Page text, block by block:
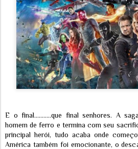
E o final...........que final senhores. A
homem de ferro e termina com seu
principal herói, tudo acaba onde
América também foi emocionante, o